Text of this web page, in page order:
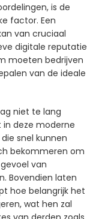
is de
factor. Een
van cruciaal
digitale reputatie
moeten bedrijven
van de ideale
niet te lang
deze moderne
snel kunnen
bekommeren om
van
Bovendien laten
hoe belangrijk het
wat hen zal